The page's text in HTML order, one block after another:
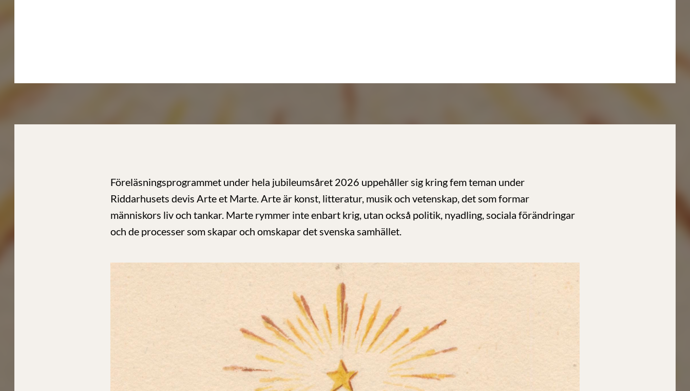
Föreläsningsprogrammet under hela jubileumsåret 2026 uppehåller sig kring fem teman under
Riddarhusets devis Arte et Marte. Arte är konst, litteratur, musik och vetenskap, det som formar
människors liv och tankar. Marte rymmer inte enbart krig, utan också politik, nyadling, sociala förändringar
och de processer som skapar och omskapar det svenska samhället.